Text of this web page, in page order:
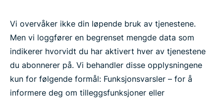
Vi overvåker ikke din løpende bruk av tjenestene.
Men vi loggfører en begrenset mengde data som
indikerer hvorvidt du har aktivert hver av tjenestene
du abonnerer på. Vi behandler disse opplysningene
kun for følgende formål: Funksjonsvarsler – for å
informere deg om tilleggsfunksjoner eller